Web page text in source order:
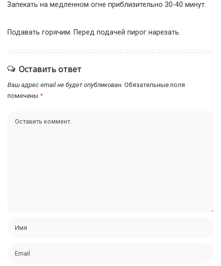
Запекать на медленном огне приблизительно 30-40 минут.
Подавать горячим. Перед подачей пирог нарезать.
Оставить ответ
Ваш адрес email не будет опубликован. Обязательные поля
помечены *